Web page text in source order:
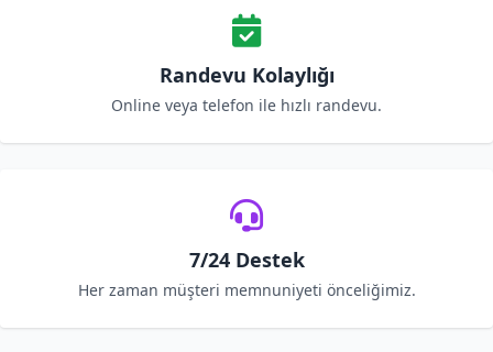
Randevu Kolaylığı
Online veya telefon ile hızlı randevu.
7/24 Destek
Her zaman müşteri memnuniyeti önceliğimiz.